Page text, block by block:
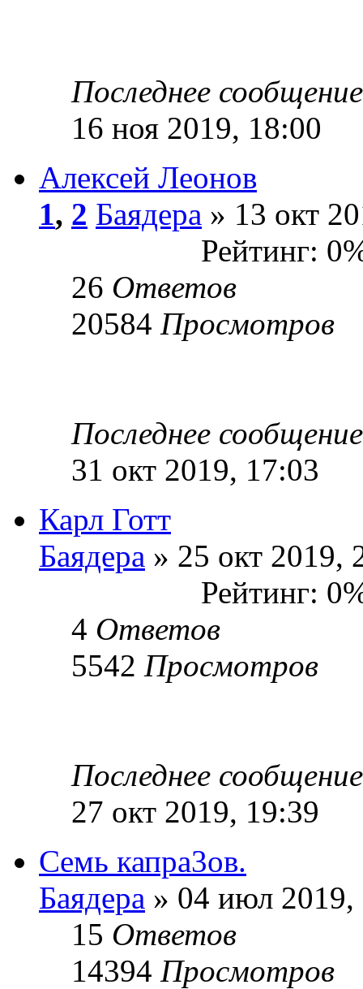
Последнее
16 ноя 2019, 18:00
Алексей Леонов
1, 2 Баядера » 13 окт
Рейтинг:
26 Ответов
20584 Просмотров
Последнее
31 окт 2019, 17:03
Карл Готт
Баядера » 25 окт 2019,
Рейтинг:
4 Ответов
5542 Просмотров
Последнее
27 окт 2019, 19:39
Семь капра3ов.
Баядера » 04 июл 2019,
15 Ответов
14394 Просмотров